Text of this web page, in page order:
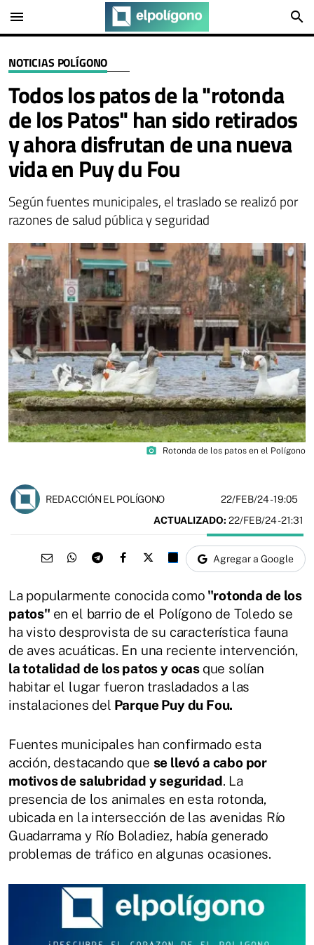
menu search
NOTICIAS POLÍGONO
Todos los patos de la "rotonda
de los Patos" han sido retirados
y ahora disfrutan de una nueva
vida en Puy du Fou
Según fuentes municipales, el traslado se realizó por
razones de salud pública y seguridad
photo_camera Rotonda de los patos en el Polígono
REDACCIÓN EL POLÍGONO 22/FEB/24- 19:05
ACTUALIZADO: 22/FEB/24 - 21:31
Agregar a Google
La popularmente conocida como "rotonda de los
patos" en el barrio de el Polígono de Toledo se
ha visto desprovista de su característica fauna
de aves acuáticas. En una reciente intervención,
la totalidad de los patos y ocas que solían
habitar el lugar fueron trasladados a las
instalaciones del Parque Puy du Fou.
Fuentes municipales han confirmado esta
acción, destacando que se llevó a cabo por
motivos de salubridad y seguridad. La
presencia de los animales en esta rotonda,
ubicada en la intersección de las avenidas Río
Guadarrama y Río Boladiez, había generado
problemas de tráfico en algunas ocasiones.